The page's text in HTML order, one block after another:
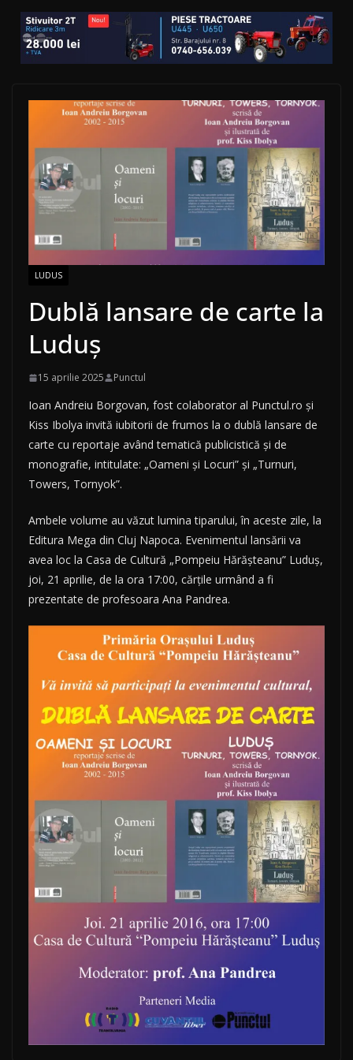
LUDUS
Dublă lansare de carte la
Luduș
15 aprilie 2025 Punctul
Ioan Andreiu Borgovan, fost colaborator al Punctul.ro şi
Kiss Ibolya invită iubitorii de frumos la o dublă lansare de
carte cu reportaje având tematică publicistică şi de
monografie, intitulate: „Oameni şi Locuri” şi „Turnuri,
Towers, Tornyok”.
Ambele volume au văzut lumina tiparului, în aceste zile, la
Editura Mega din Cluj Napoca. Evenimentul lansării va
avea loc la Casa de Cultură „Pompeiu Hărăşteanu” Luduş,
joi, 21 aprilie, de la ora 17:00, cărţile urmând a fi
prezentate de profesoara Ana Pandrea.